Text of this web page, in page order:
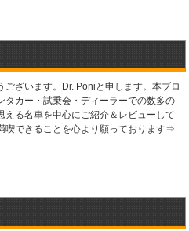
ざいます。Dr. Poniと申します。本ブロ
タカー・試乗会・ディーラーでの数多の
る名車を中心にご紹介＆レビューして
喫できることを心より願っております⇒